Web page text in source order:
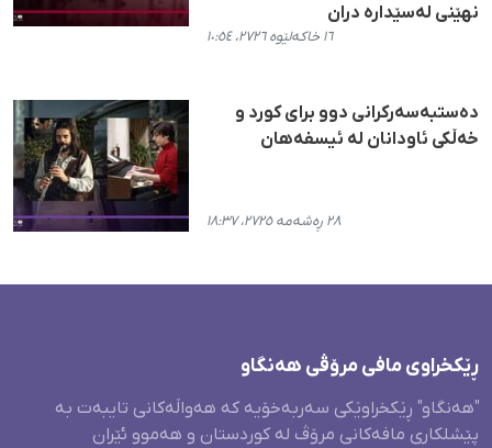
نهێنی لەسێدارە دران
١٦ خاکەلێوە ٢٧٢٦، ١٠:٥٤
دەستبەسەرکرانی دوو برای کورد و
خەڵکی ئاودانان لە ئیسفەهان
٢٨ ڕەشەمە ٢٧٢٥، ١٨:٣٧
ڕێکخراوی مافی مرۆڤی هەنگاو
"هەنگاو" ڕێکخراوێکی سەربەخۆیە کە هەواڵەکانی تایبەت بە
پێشلکاری مافەکانی مرۆڤ لە کوردستان و هەموو ئێران